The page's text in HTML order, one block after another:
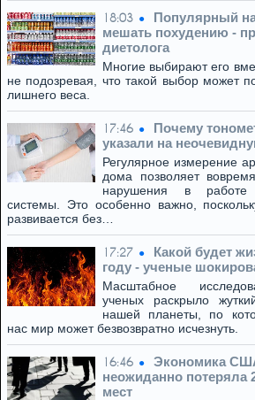
18:03
Популярный
мешать похудению -
диетолога
Многие выбирают его
не подозревая, что такой выбор может
лишнего веса.
17:46
Почему
указали на
Регулярное измерение
дома позволяет
нарушения в работе
системы. Это особенно важно,
развивается без…
17:27
Какой будет
году - ученые
Масштабное
ученых раскрыло
нашей планеты, по
нас мир может безвозвратно исчезнуть.
16:46
Экономика
неожиданно потеряла
мест